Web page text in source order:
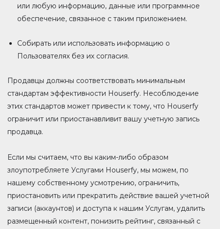
или любую информацию, данные или программное
обеспечение, связанное с таким приложением.
Собирать или использовать информацию о
Пользователях без их согласия.
Продавцы должны соответствовать минимальным
стандартам эффективности Houserfy. Несоблюдение
этих стандартов может привести к тому, что Houserfy
ограничит или приостанавливит вашу учетную запись
продавца.
Если мы считаем, что вы каким-либо образом
злоупотребляете Услугами Houserfy, мы можем, по
нашему собственному усмотрению, ограничить,
приостановить или прекратить действие вашей учетной
записи (аккаунтов) и доступа к нашим Услугам, удалить
размещенный контент, понизить рейтинг, связанный с